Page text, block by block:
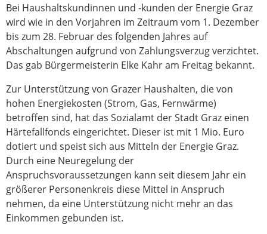
Bei Haushaltskundinnen und -kunden der Energie Graz
wird wie in den Vorjahren im Zeitraum vom 1. Dezember
bis zum 28. Februar des folgenden Jahres auf
Abschaltungen aufgrund von Zahlungsverzug verzichtet.
Das gab Bürgermeisterin Elke Kahr am Freitag bekannt.
Zur Unterstützung von Grazer Haushalten, die von
hohen Energiekosten (Strom, Gas, Fernwärme)
betroffen sind, hat das Sozialamt der Stadt Graz einen
Härtefallfonds eingerichtet. Dieser ist mit 1 Mio. Euro
dotiert und speist sich aus Mitteln der Energie Graz.
Durch eine Neuregelung der
Anspruchsvoraussetzungen kann seit diesem Jahr ein
größerer Personenkreis diese Mittel in Anspruch
nehmen, da eine Unterstützung nicht mehr an das
Einkommen gebunden ist.